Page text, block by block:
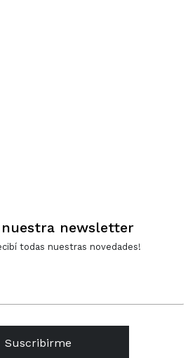
newsletter
todas nuestras novedades!
Suscribirme